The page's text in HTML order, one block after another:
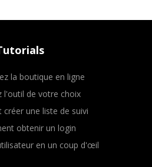
la boutique en ligne
l'outil de votre choix
créer une liste de suivi
obtenir un login
en un coup d'œil